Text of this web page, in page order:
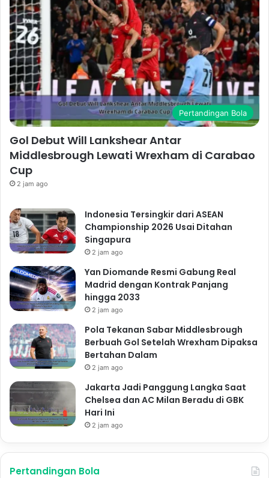
Pertandingan Bola
Gol Debut Will Lankshear Antar
Middlesbrough Lewati Wrexham di Carabao
Cup
2 jam ago
Indonesia Tersingkir dari ASEAN
Championship 2026 Usai Ditahan
Singapura
2 jam ago
Yan Diomande Resmi Gabung Real
Madrid dengan Kontrak Panjang
hingga 2033
2 jam ago
Pola Tekanan Sabar Middlesbrough
Berbuah Gol Setelah Wrexham Dipaksa
Bertahan Dalam
2 jam ago
Jakarta Jadi Panggung Langka Saat
Chelsea dan AC Milan Beradu di GBK
Hari Ini
2 jam ago
Pertandingan Bola